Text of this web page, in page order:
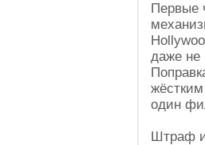
Первые
даже не
один
Штраф и